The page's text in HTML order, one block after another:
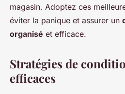
magasin. Adoptez ces
éviter la panique et assurer un
organisé et efficace.
Stratégies de
efficaces